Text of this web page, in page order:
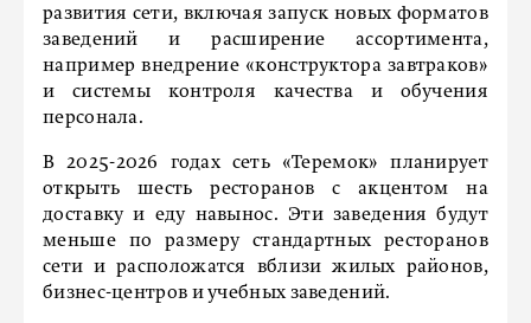
развития сети, включая запуск новых форматов
заведений и расширение ассортимента,
например внедрение «конструктора завтраков»
и системы контроля качества и обучения
персонала.
В 2025-2026 годах сеть «Теремок» планирует
открыть шесть ресторанов с акцентом на
доставку и еду навынос. Эти заведения будут
меньше по размеру стандартных ресторанов
сети и расположатся вблизи жилых районов,
бизнес-центров и учебных заведений.